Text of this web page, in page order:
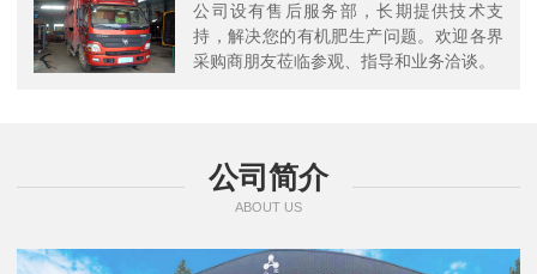
公司设有售后服务部，长期提供技术支
持，解决您的有机肥生产问题。欢迎各界
采购商朋友莅临参观、指导和业务洽谈。
公司简介
ABOUT US